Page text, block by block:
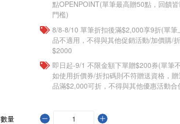
點OPENPOINT(單筆最高贈50點，回饋
門檻)
8/8-8/10 單筆折扣後滿$2,000享9折(單
品不適用，不得與其他促銷活動/加價購/
$2000
即日起-9/1 不限金額下單贈$200券(單筆
如使用折價券/折扣碼則不符贈送資格，
品滿$2,000可折，不得與其他優惠活動合
數量